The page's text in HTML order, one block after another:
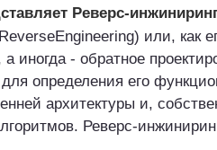
Реверс-
или, как
а иногда - обратное
определения его
архитектуры и,
Реверс-